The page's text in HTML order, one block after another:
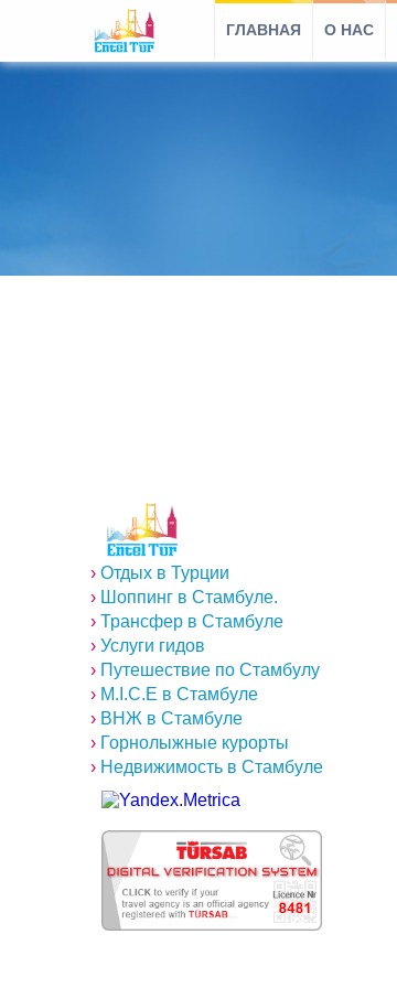
ГЛАВНАЯ O HAC
› Отдых в Турции
› Шоппинг в Стамбуле.
› Трансфер в Стамбуле
› Услуги гидов
› Путешествие по Стамбулу
› M.I.C.E в Стамбуле
› ВНЖ в Стамбуле
› Горнолыжные курорты
› Недвижимость в Стамбуле